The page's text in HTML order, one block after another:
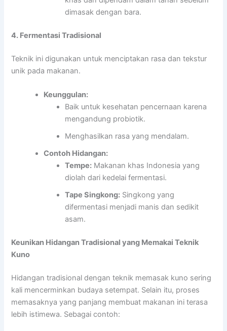
dimasak dengan bara.
4. Fermentasi Tradisional
Teknik ini digunakan untuk menciptakan rasa dan tekstur
unik pada makanan.
Keunggulan:
Baik untuk kesehatan pencernaan karena
mengandung probiotik.
Menghasilkan rasa yang mendalam.
Contoh Hidangan:
Tempe: Makanan khas Indonesia yang
diolah dari kedelai fermentasi.
Tape Singkong: Singkong yang
difermentasi menjadi manis dan sedikit
asam.
Keunikan Hidangan Tradisional yang Memakai Teknik
Kuno
Hidangan tradisional dengan teknik memasak kuno sering
kali mencerminkan budaya setempat. Selain itu, proses
memasaknya yang panjang membuat makanan ini terasa
lebih istimewa. Sebagai contoh: